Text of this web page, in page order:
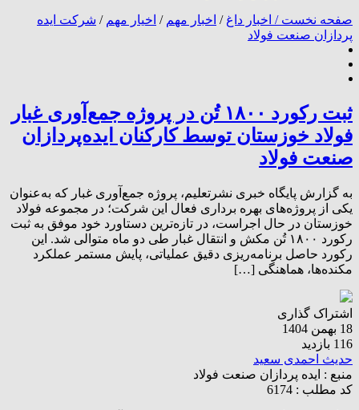
صفحه نخست / اخبار داغ / اخبار مهم / اخیار مهم / شرکت ایده
پردازان صنعت فولاد
ثبت رکورد ۱۸۰۰ تُن در پروژه جمع‌آوری غبار
فولاد خوزستان توسط کارکنان ایده‌پردازان
صنعت فولاد
به گزارش پایگاه خبری نشرتعلیم، پروژه جمع‌آوری غبار که به‌عنوان
یکی از پروژه‌های بهره برداری فعال این شرکت؛ در مجموعه فولاد
خوزستان در حال اجراست، در تازه‌ترین دستاورد خود موفق به ثبت
رکورد ۱۸۰۰ تُن مکش و انتقال غبار طی دو ماه متوالی شد. این
رکورد حاصل برنامه‌ریزی دقیق عملیاتی، پایش مستمر عملکرد
مکنده‌ها، هماهنگی […]
اشتراک گذاری
18 بهمن 1404
116 بازدید
حدیث احمدی سعید
منبع : ایده پردازان صنعت فولاد
کد مطلب : 6174